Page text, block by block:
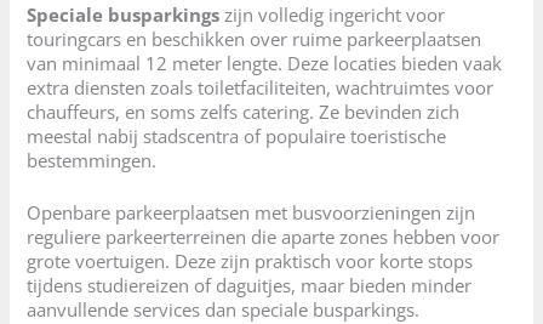
Speciale busparkings zijn volledig ingericht voor
touringcars en beschikken over ruime parkeerplaatsen
van minimaal 12 meter lengte. Deze locaties bieden vaak
extra diensten zoals toiletfaciliteiten, wachtruimtes voor
chauffeurs, en soms zelfs catering. Ze bevinden zich
meestal nabij stadscentra of populaire toeristische
bestemmingen.
Openbare parkeerplaatsen met busvoorzieningen zijn
reguliere parkeerterreinen die aparte zones hebben voor
grote voertuigen. Deze zijn praktisch voor korte stops
tijdens studiereizen of daguitjes, maar bieden minder
aanvullende services dan speciale busparkings.